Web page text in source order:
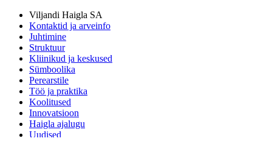
Viljandi Haigla SA
Kontaktid ja arveinfo
Juhtimine
Struktuur
Kliinikud ja keskused
Sümboolika
Perearstile
Töö ja praktika
Koolitused
Innovatsioon
Haigla ajalugu
Uudised